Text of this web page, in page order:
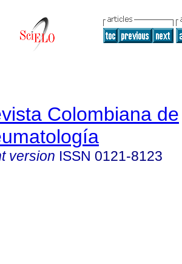
Colombiana de
version ISSN 0121-8123